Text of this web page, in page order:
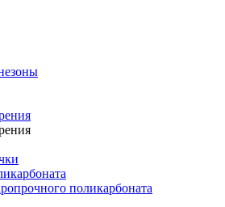
поликарбоната